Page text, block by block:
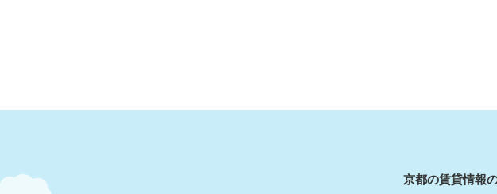
京都の賃貸情報